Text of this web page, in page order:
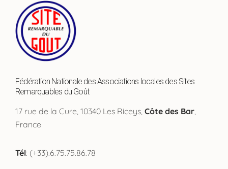
Fédération Nationale des Associations locales des Sites
Remarquables du Goût
17 rue de la Cure, 10340 Les Riceys, Côte des Bar,
France
Tél: (+33).6.75.75.86.78